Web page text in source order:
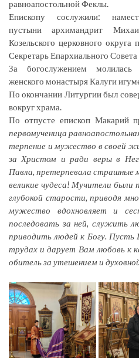
равноапостольной Феклы.
Епископу сослужили:
пустыни архимандрит
Козельского церковного
Секретарь Епархиального
За богослужением молилась
женского монастыря Калуги
По окончании Литургии был
вокруг храма.
По отпусте епископ Макарий
первомученица
терпение и мужество в своей
за Христом и ради веры в
Павла, претерпевала страшные
великие чудеса! Мучители
глубокой старости, приводя
мужество вдохновляет и
последовать за ней, служить
приводить людей к Богу. Пусть
трудах и дарует Вам любовь к
обитель за утешением и